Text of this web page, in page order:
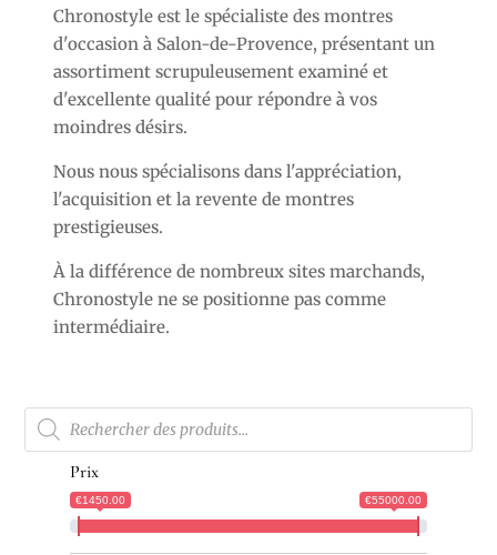
Chronostyle est le spécialiste des montres
d'occasion à Salon-de-Provence, présentant un
assortiment scrupuleusement examiné et
d'excellente qualité pour répondre à vos
moindres désirs.
Nous nous spécialisons dans l'appréciation,
l'acquisition et la revente de montres
prestigieuses.
À la différence de nombreux sites marchands,
Chronostyle ne se positionne pas comme
intermédiaire.
Recherche
de
produits
Prix
€1450.00 €55000.00